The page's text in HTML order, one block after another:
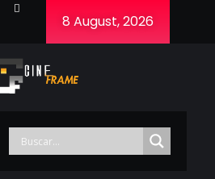
8 August, 2026